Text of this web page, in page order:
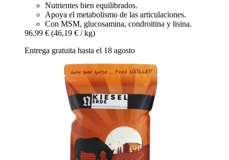
Nutrientes bien equilibrados.
Apoya el metabolismo de las articulaciones.
Con MSM, glucosamina, condroitina y lisina.
96,99 € (46,19 € / kg)
Entrega gratuita hasta el 18 agosto